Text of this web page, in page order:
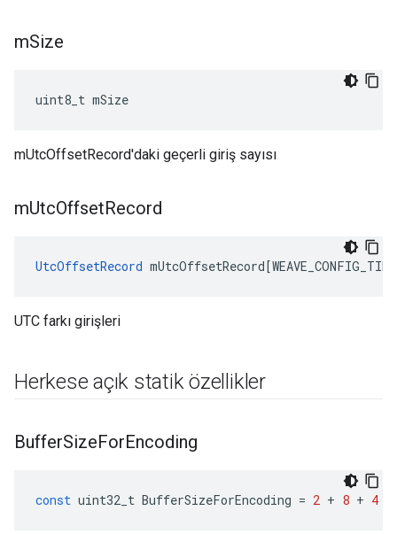
mSize
uint8_t mSize
mUtcOffsetRecord'daki geçerli giriş sayısı
mUtcOffsetRecord
UtcOffsetRecord mUtcOffsetRecord[
UTC farkı girişleri
Herkese açık statik özellikler
BufferSizeForEncoding
const uint32_t BufferSizeForEncoding = 2 + 8 + 4